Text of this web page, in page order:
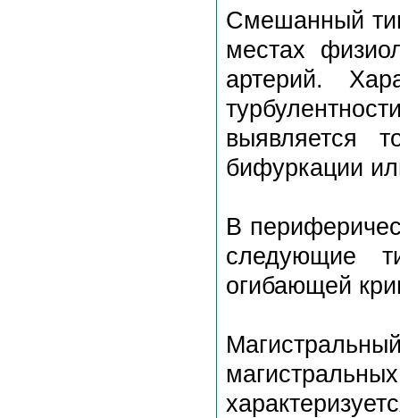
Смешанный
местах
артерий.
выявляется
бифуркации
В
следующие
огибающей